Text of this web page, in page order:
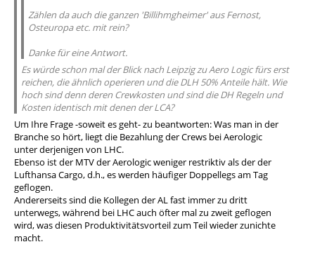
Zählen da auch die ganzen 'Billihmgheimer' aus Fernost,
Osteuropa etc. mit rein?
Danke für eine Antwort.
Es würde schon mal der Blick nach Leipzig zu Aero Logic fürs erst
reichen, die ähnlich operieren und die DLH 50% Anteile hält. Wie
hoch sind denn deren Crewkosten und sind die DH Regeln und
Kosten identisch mit denen der LCA?
Um Ihre Frage -soweit es geht- zu beantworten: Was man in der
Branche so hört, liegt die Bezahlung der Crews bei Aerologic
unter derjenigen von LHC.
Ebenso ist der MTV der Aerologic weniger restriktiv als der der
Lufthansa Cargo, d.h., es werden häufiger Doppellegs am Tag
geflogen.
Andererseits sind die Kollegen der AL fast immer zu dritt
unterwegs, während bei LHC auch öfter mal zu zweit geflogen
wird, was diesen Produktivitätsvorteil zum Teil wieder zunichte
macht.